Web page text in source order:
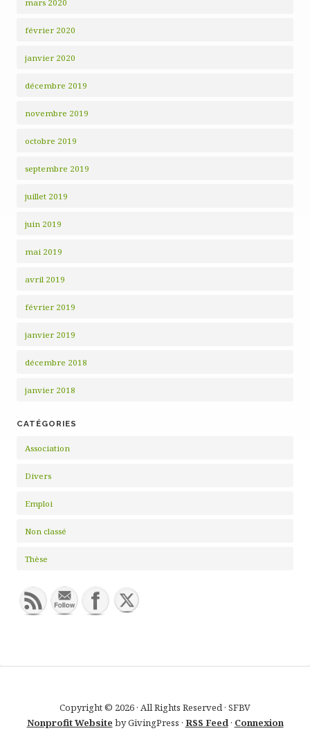
mars 2020
février 2020
janvier 2020
décembre 2019
novembre 2019
octobre 2019
septembre 2019
juillet 2019
juin 2019
mai 2019
avril 2019
février 2019
janvier 2019
décembre 2018
janvier 2018
CATÉGORIES
Association
Divers
Emploi
Non classé
Thèse
Copyright © 2026 · All Rights Reserved · SFBV
Nonprofit Website by GivingPress · RSS Feed· Connexion